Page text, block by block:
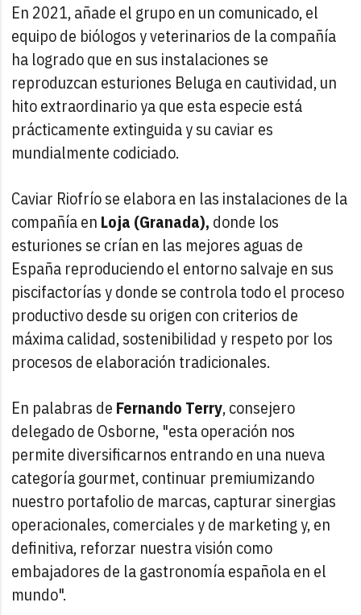
En 2021, añade el grupo en un comunicado, el
equipo de biólogos y veterinarios de la compañía
ha logrado que en sus instalaciones se
reproduzcan esturiones Beluga en cautividad, un
hito extraordinario ya que esta especie está
prácticamente extinguida y su caviar es
mundialmente codiciado.
Caviar Riofrío se elabora en las instalaciones de la
compañía en Loja (Granada), donde los
esturiones se crían en las mejores aguas de
España reproduciendo el entorno salvaje en sus
piscifactorías y donde se controla todo el proceso
productivo desde su origen con criterios de
máxima calidad, sostenibilidad y respeto por los
procesos de elaboración tradicionales.
En palabras de Fernando Terry, consejero
delegado de Osborne, "esta operación nos
permite diversificarnos entrando en una nueva
categoría gourmet, continuar premiumizando
nuestro portafolio de marcas, capturar sinergias
operacionales, comerciales y de marketing y, en
definitiva, reforzar nuestra visión como
embajadores de la gastronomía española en el
mundo".